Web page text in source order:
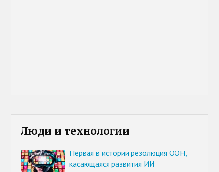
Люди и технологии
Первая в истории резолюция ООН,
касающаяся развития ИИ